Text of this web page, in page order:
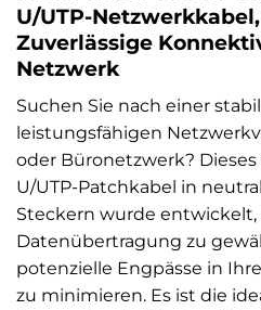
U/UTP-Netzwerkkabel,
Zuverlässige
Netzwerk
Suchen Sie nach einer
leistungsfähigen
oder Büronetzwerk? Dieses
U/UTP-Patchkabel in
Steckern wurde
Datenübertragung zu
potenzielle Engpässe in
zu minimieren. Es ist die